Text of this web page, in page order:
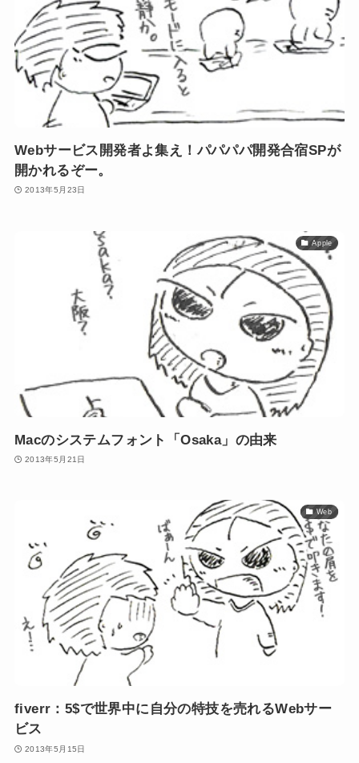
Webサービス開発者よ集え！パパパパ開発合宿SPが
開かれるぞー。
2013年5月23日
Apple
Macのシステムフォント「Osaka」の由来
2013年5月21日
Web
fiverr：5$で世界中に自分の特技を売れるWebサー
ビス
2013年5月15日